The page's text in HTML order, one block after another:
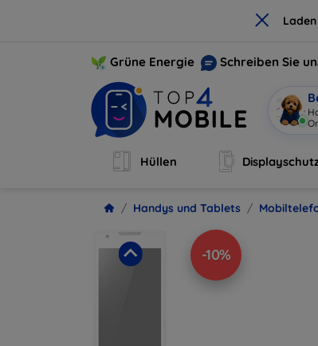
×
Grüne Energie Schreiben Sie
Hüllen
Handys und Tablets
-10%